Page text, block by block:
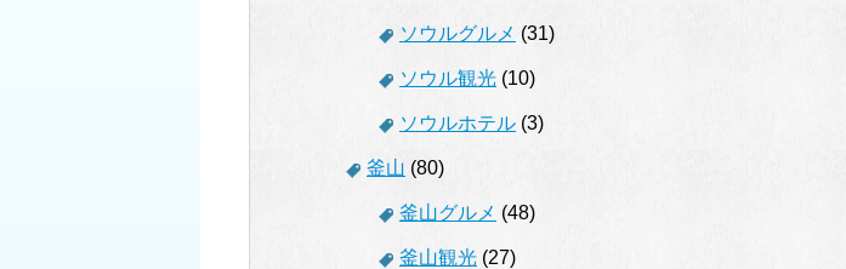
ソウルグルメ (31)
ソウル観光 (10)
ソウルホテル (3)
釜山 (80)
釜山グルメ (48)
釜山観光 (27)